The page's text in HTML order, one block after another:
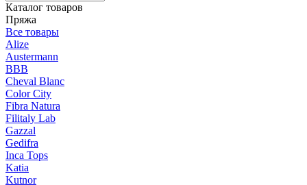
Каталог товаров
Пряжа
Все товары
Alize
Austermann
BBB
Cheval Blanc
Color City
Fibra Natura
Filitaly Lab
Gazzal
Gedifra
Inca Tops
Katia
Kutnor